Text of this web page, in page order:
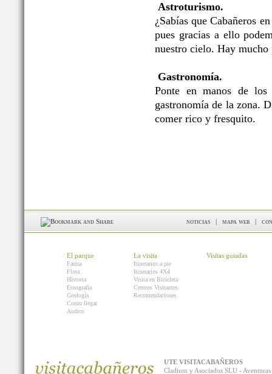
Astroturismo.
¿Sabías que Cabañeros
pues gracias a ello
nuestro cielo. Hay mucho
Gastronomía.
Ponte en manos de
gastronomía de la zona.
comer rico y fresquito.
noticias | mapa web |
El parque
Fauna
Flora
Historia
Etnografía
Geología
Como llegar
Audios
La visita
Itinerarios a pie
Itinerarios 4X4
Visita en Bicicleta
Centros Visitantes
Recomendaciones
Visitas guiadas
UTE VISITACABAÑEROS
Cladium y Asociados SLU -